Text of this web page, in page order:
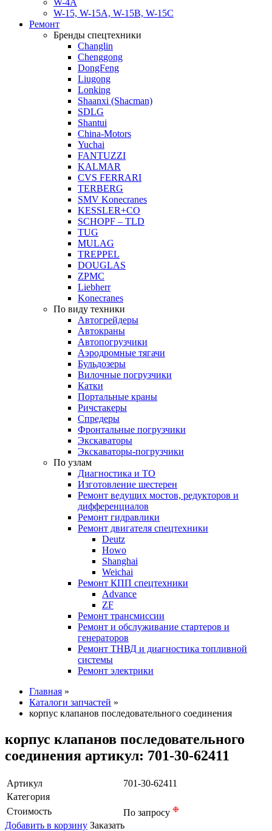
W-4A
W-15, W-15A, W-15B, W-15C
Ремонт
Бренды спецтехники
Changlin
Chenggong
DongFeng
Liugong
Lonking
Shaanxi (Shacman)
SDLG
Shantui
China-Motors
Yuchai
FANTUZZI
KALMAR
CVS FERRARI
TERBERG
SMV Konecranes
KESSLER+CO
SCHOPF – TLD
TUG
MULAG
TREPPEL
DOUGLAS
ZPMC
Liebherr
Konecranes
По виду техники
Автогрейдеры
Автокраны
Автопогрузчики
Аэродромные тягачи
Бульдозеры
Вилочные погрузчики
Катки
Портальные краны
Ричстакеры
Спредеры
Фронтальные погрузчики
Экскаваторы
Экскаваторы-погрузчики
По узлам
Диагностика и ТО
Изготовление шестерен
Ремонт ведущих мостов, редукторов и
дифференциалов
Ремонт гидравлики
Ремонт двигателя спецтехники
Deutz
Howo
Shanghai
Weichai
Ремонт КПП спецтехники
Advance
ZF
Ремонт трансмиссии
Ремонт и обслуживание стартеров и
генераторов
Ремонт ТНВД и диагностика топливной
системы
Ремонт электрики
Главная »
Каталоги запчастей »
корпус клапанов последовательного соединения
корпус клапанов последовательного
соединения артикул: 701-30-62411
Артикул
701-30-62411
Категория
Стоимость
По запросу ❉
Добавить в корзину Заказать